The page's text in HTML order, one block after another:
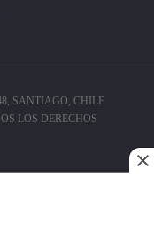
SANTIAGO, CHILE
LOS DERECHOS